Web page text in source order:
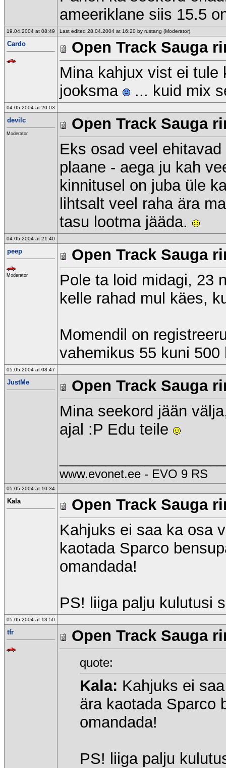
ameeriklane siis 15.5
19.04.2004 at 08:49 Last edited 28.04.2004 at 16:20 by rustang (Moderator)
Cardo
Open Track Sauga
Mina kahjux vist ei tule
jooksma
... kuid mix
04.05.2004 at 20:03
devilc
Moderator
Open Track Sauga
Eks osad veel
plaane - aega ju kah
kinnitusel on juba üle
lihtsalt veel raha ära
tasu lootma jääda.
04.05.2004 at 21:40
peep
Moderator
Open Track Sauga
Pole ta loid midagi, 23
kelle rahad mul käes,
Momendil on
vahemikus 55 kuni
05.05.2004 at 08:47
JustMe
Open Track Sauga
Mina seekord jään
ajal :P Edu teile
www.evonet.ee - EVO 9 RS
05.05.2004 at 10:34
Kala
Open Track Sauga
Kahjuks ei saa ka osa
kaotada Sparco
omandada!
PS! liiga palju kulutusi
05.05.2004 at 13:50
tfr Open Track Sauga
quote:
Kala: Kahjuks ei
ära kaotada Sparco
omandada!
PS! liiga palju